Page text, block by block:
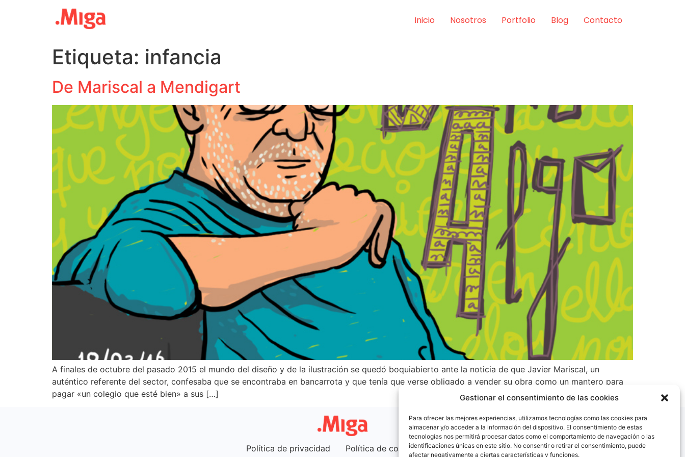
Gestionar el consentimiento de las cookies
Para ofrecer las mejores experiencias, utilizamos tecnologías como las cookies para
almacenar y/o acceder a la información del dispositivo. El consentimiento de estas
tecnologías nos permitirá procesar datos como el comportamiento de navegación o las
identificaciones únicas en este sitio. No consentir o retirar el consentimiento, puede
afectar negativamente a ciertas características y funciones.
Inicio Nosotros Portfolio Blog Contacto
Etiqueta: infancia
De Mariscal a Mendigart
A finales de octubre del pasado 2015 el mundo del diseño y de la ilustración se quedó boquiabierto ante la noticia de que Javier Mariscal, un
auténtico referente del sector, confesaba que se encontraba en bancarrota y que tenía que verse obligado a vender su obra como un mantero para
pagar «un colegio que esté bien» a sus […]
Política de privacidad Política de cookies (UE)